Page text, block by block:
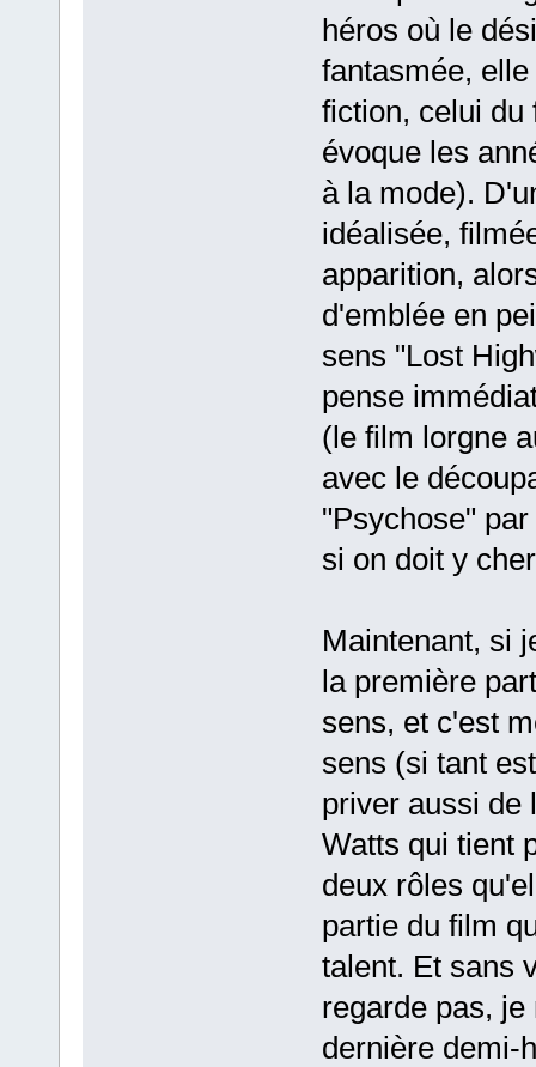
héros où le
fantasmée,
fiction, celui du
évoque les
à la mode).
idéalisée,
apparition,
d'emblée en
sens "Lost
pense
(le film lorgne
avec le
"Psychose"
si on doit y
Maintenant, si
la première
sens, et c'est
sens (si tant
priver aussi de
Watts qui tient
deux rôles
partie du film
talent. Et sans
regarde pas,
dernière demi-